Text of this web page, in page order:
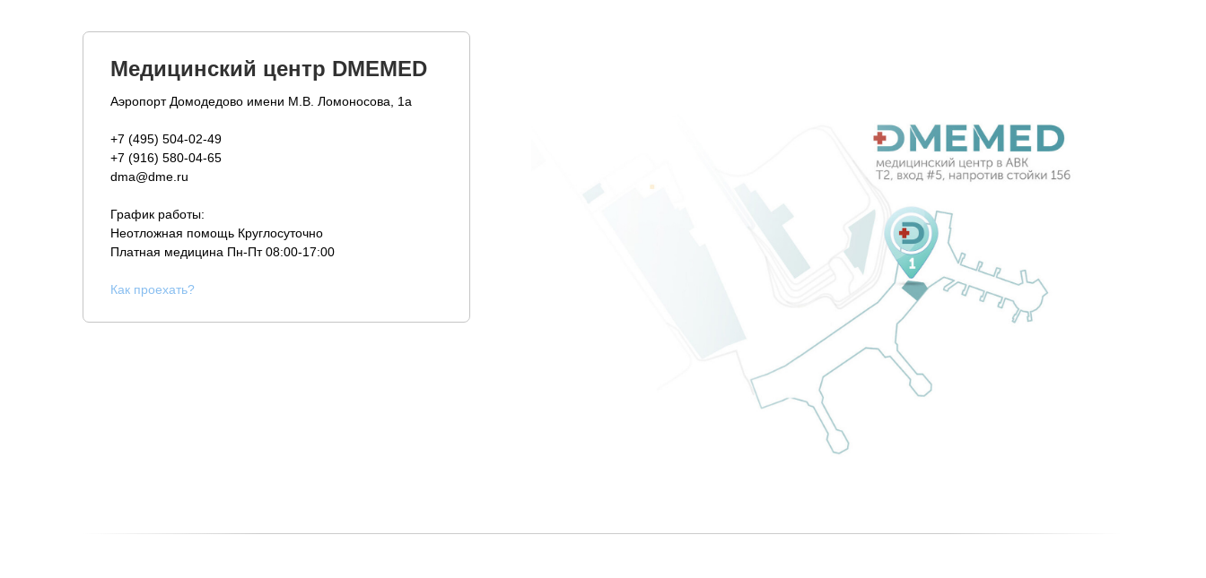
Медицинский центр DMEMED
Аэропорт Домодедово имени М.В. Ломоносова, 1а
+7 (495) 504-02-49
+7 (916) 580-04-65
dma@dme.ru
График работы:
Неотложная помощь Круглосуточно
Платная медицина Пн-Пт 08:00-17:00
Как проехать?